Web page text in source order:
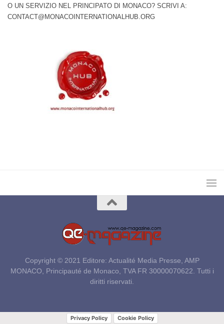
O UN SERVIZIO NEL PRINCIPATO DI MONACO? SCRIVI A:
CONTACT@MONACOINTERNATIONALHUB.ORG
Copyright © 2021 Editore: Actualité Media Presse, AMP
MONACO, Principauté de Monaco, TVA FR 30000070622. Tutti i
diritti riservati.
Privacy Policy Cookie Policy